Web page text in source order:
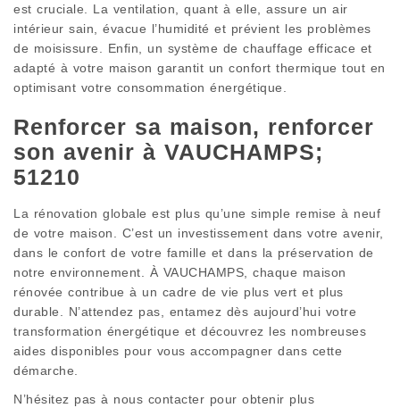
est cruciale. La ventilation, quant à elle, assure un air
intérieur sain, évacue l’humidité et prévient les problèmes
de moisissure. Enfin, un système de chauffage efficace et
adapté à votre maison garantit un confort thermique tout en
optimisant votre consommation énergétique.
Renforcer sa maison, renforcer
son avenir à VAUCHAMPS;
51210
La rénovation globale est plus qu’une simple remise à neuf
de votre maison. C’est un investissement dans votre avenir,
dans le confort de votre famille et dans la préservation de
notre environnement. À VAUCHAMPS, chaque maison
rénovée contribue à un cadre de vie plus vert et plus
durable. N’attendez pas, entamez dès aujourd’hui votre
transformation énergétique et découvrez les nombreuses
aides disponibles pour vous accompagner dans cette
démarche.
N’hésitez pas à nous contacter pour obtenir plus